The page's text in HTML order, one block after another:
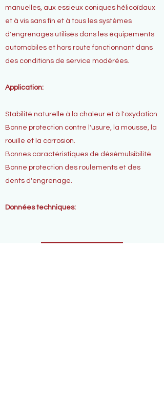
manuelles, aux essieux coniques hélicoïdaux
et à vis sans fin et à tous les systèmes
d'engrenages utilisés dans les équipements
automobiles et hors route fonctionnant dans
des conditions de service modérées.
Application:
Stabilité naturelle à la chaleur et à l'oxydation.
Bonne protection contre l'usure, la mousse, la
rouille et la corrosion.
Bonnes caractéristiques de désémulsibilité.
Bonne protection des roulements et des
dents d'engrenage.
Données techniques: